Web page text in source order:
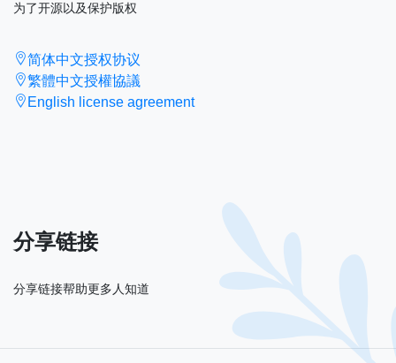
为了开源以及保护版权
简体中文授权协议
繁體中文授權協議
English license agreement
分享链接
分享链接帮助更多人知道